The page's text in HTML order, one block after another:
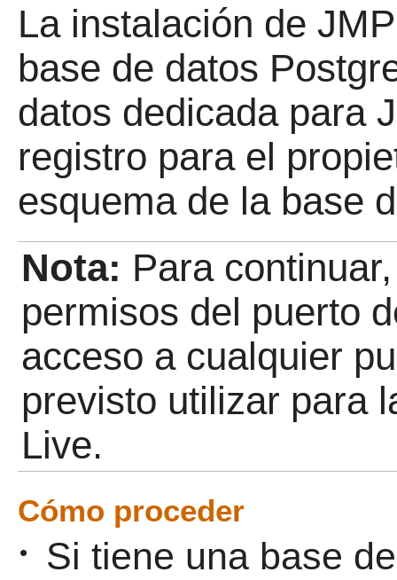
La instalación de
base de datos
datos dedicada para
registro para el
esquema de la base
Nota: Para
permisos del puerto
acceso a cualquier
previsto utilizar para
Live.
Cómo proceder
•
Si tiene una base